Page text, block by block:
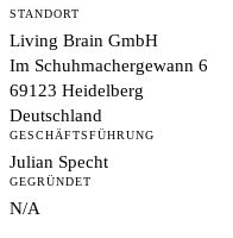
STANDORT
Living Brain GmbH
Im Schuhmachergewann 6
69123 Heidelberg
Deutschland
GESCHÄFTSFÜHRUNG
Julian Specht
GEGRÜNDET
N/A